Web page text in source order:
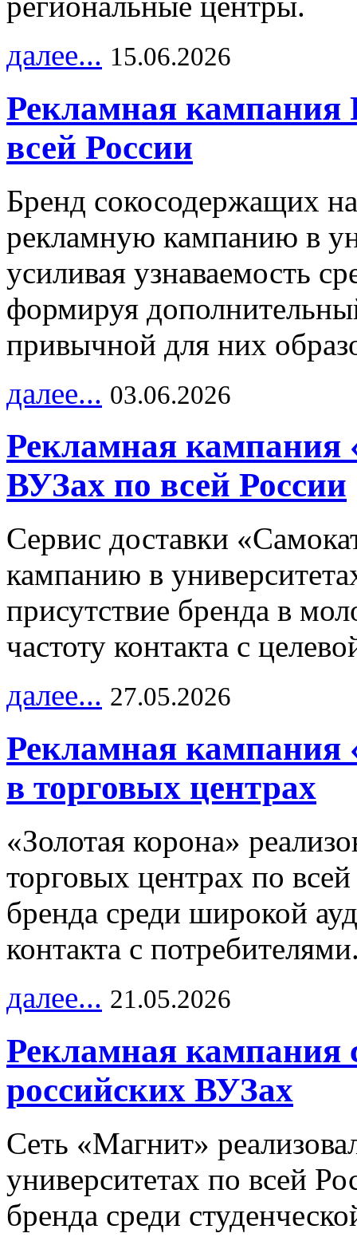
далее... 15.06.2026
Рекламная
всей России
Бренд сокосодержащих
рекламную кампанию в
усиливая узнаваемость
формируя
привычной для них
далее... 03.06.2026
Рекламная кампания
ВУЗах по всей России
Сервис доставки
кампанию в
присутствие бренда в
частоту контакта с
далее... 27.05.2026
Рекламная кампания
в торговых центрах
«Золотая корона»
торговых центрах по
бренда среди широкой
контакта с
далее... 21.05.2026
Рекламная кампания
российских ВУЗах
Сеть «Магнит»
университетах по всей
бренда среди